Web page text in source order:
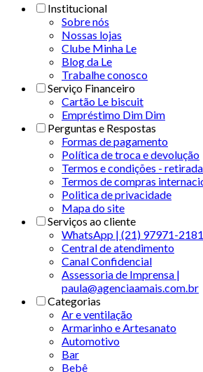
Institucional
Sobre nós
Nossas lojas
Clube Minha Le
Blog da Le
Trabalhe conosco
Serviço Financeiro
Cartão Le biscuit
Empréstimo Dim Dim
Perguntas e Respostas
Formas de pagamento
Política de troca e devolução
Termos e condições -
Termos de compras
Politica de privacidade
Mapa do site
Serviços ao cliente
WhatsApp | (21) 97971-2181
Central de atendimento
Canal Confidencial
Assessoria de Imprensa |
paula@agenciaamais.com.br
Categorias
Ar e ventilação
Armarinho e Artesanato
Automotivo
Bar
Bebê